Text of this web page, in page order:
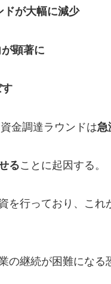
ドが大幅に減少
顕著に
金調達ラウンドは急
ることに起因する。
を行っており、これ
継続が困難になる